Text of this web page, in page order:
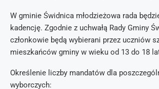
W gminie Świdnica młodzieżowa rada
kadencję. Zgodnie z uchwałą Rady Gminy
członkowie będą wybierani przez uczniów
mieszkańców gminy w wieku od 13 do 18
Określenie liczby mandatów dla
wyborczych: